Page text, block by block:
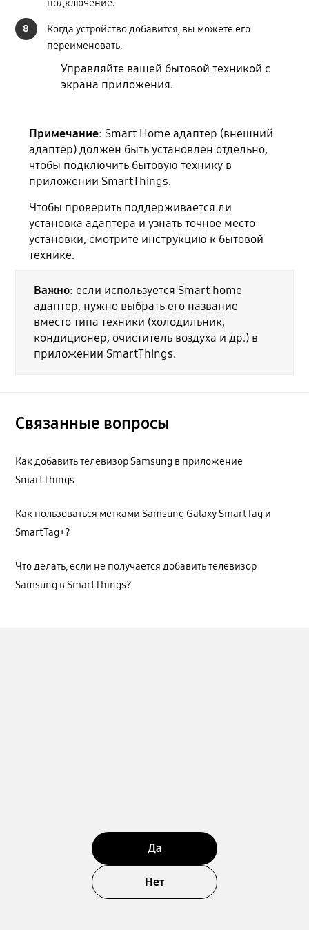
подключение.
8
Когда устройство добавится, вы можете его
переименовать.
Управляйте вашей бытовой техникой с
экрана приложения.
Примечание: Smart Home адаптер (внешний
адаптер) должен быть установлен отдельно,
чтобы подключить бытовую технику в
приложении SmartThings.
Чтобы проверить поддерживается ли
установка адаптера и узнать точное место
установки, смотрите инструкцию к бытовой
технике.
Важно: если используется Smart home
адаптер, нужно выбрать его название
вместо типа техники (холодильник,
кондиционер, очиститель воздуха и др.) в
приложении SmartThings.
Связанные вопросы
Как добавить телевизор Samsung в приложение
SmartThings
Как пользоваться метками Samsung Galaxy SmartTag и
SmartTag+?
Что делать, если не получается добавить телевизор
Samsung в SmartThings?
Да
Нет